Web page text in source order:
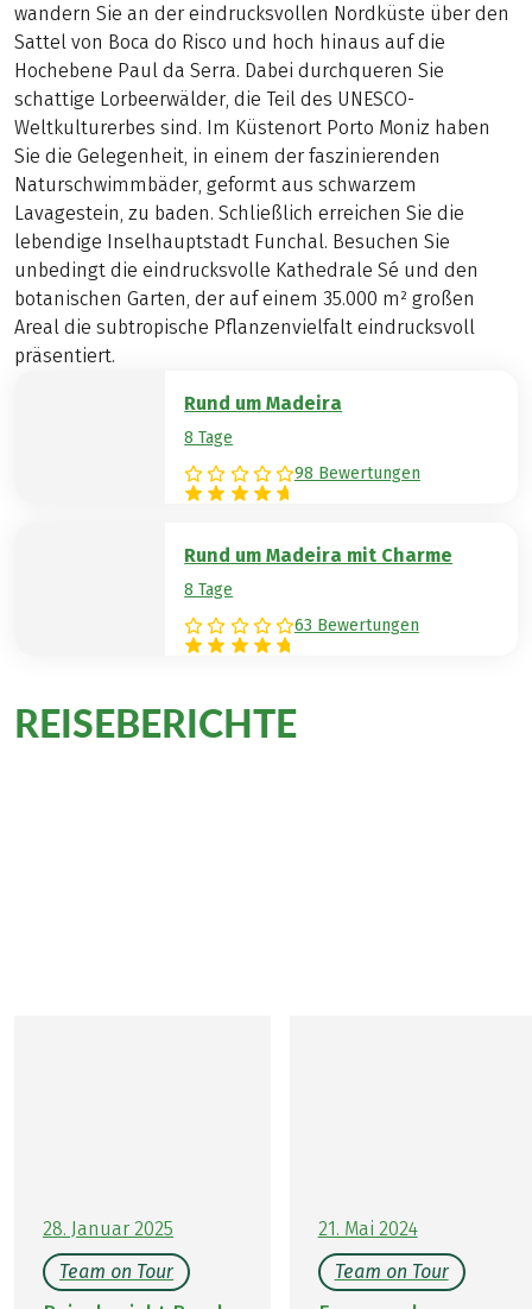
wandern Sie an der eindrucksvollen Nordküste über den
Sattel von Boca do Risco und hoch hinaus auf die
Hochebene Paul da Serra. Dabei durchqueren Sie
schattige Lorbeerwälder, die Teil des UNESCO-
Weltkulturerbes sind. Im Küstenort Porto Moniz haben
Sie die Gelegenheit, in einem der faszinierenden
Naturschwimmbäder, geformt aus schwarzem
Lavagestein, zu baden. Schließlich erreichen Sie die
lebendige Inselhauptstadt Funchal. Besuchen Sie
unbedingt die eindrucksvolle Kathedrale Sé und den
botanischen Garten, der auf einem 35.000 m² großen
Areal die subtropische Pflanzenvielfalt eindrucksvoll
präsentiert.
Rund um Madeira
8 Tage
98 Bewertungen
Rund um Madeira mit Charme
8 Tage
63 Bewertungen
REISEBERICHTE
28. Januar 2025
Team on Tour
21. Mai 2024
Team on Tour